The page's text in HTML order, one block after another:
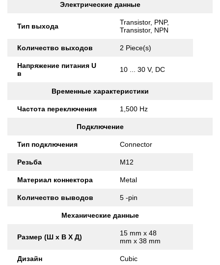
Электрические данные
Тип выхода
Transistor, PNP,
Transistor, NPN
Количество выходов 2 Piece(s)
Напряжение питания U
в
10 ... 30 V, DC
Временные характеристики
Частота переключения 1,500 Hz
Подключение
Тип подключения Connector
Резьба M12
Материал коннектора Metal
Количество выводов 5 -pin
Механические данные
Размер (Ш x В X Д)
15 mm x 48
mm x 38 mm
Дизайн Cubic